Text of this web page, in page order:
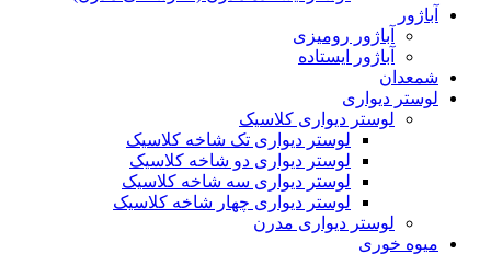
آباژور
آباژور رومیزی
آباژور ایستاده
شمعدان
لوستر دیواری
لوستر دیواری کلاسیک
لوستر دیواری تک شاخه کلاسیک
لوستر دیواری دو شاخه کلاسیک
لوستر دیواری سه شاخه کلاسیک
لوستر دیواری چهار شاخه کلاسیک
لوستر دیواری مدرن
میوه خوری